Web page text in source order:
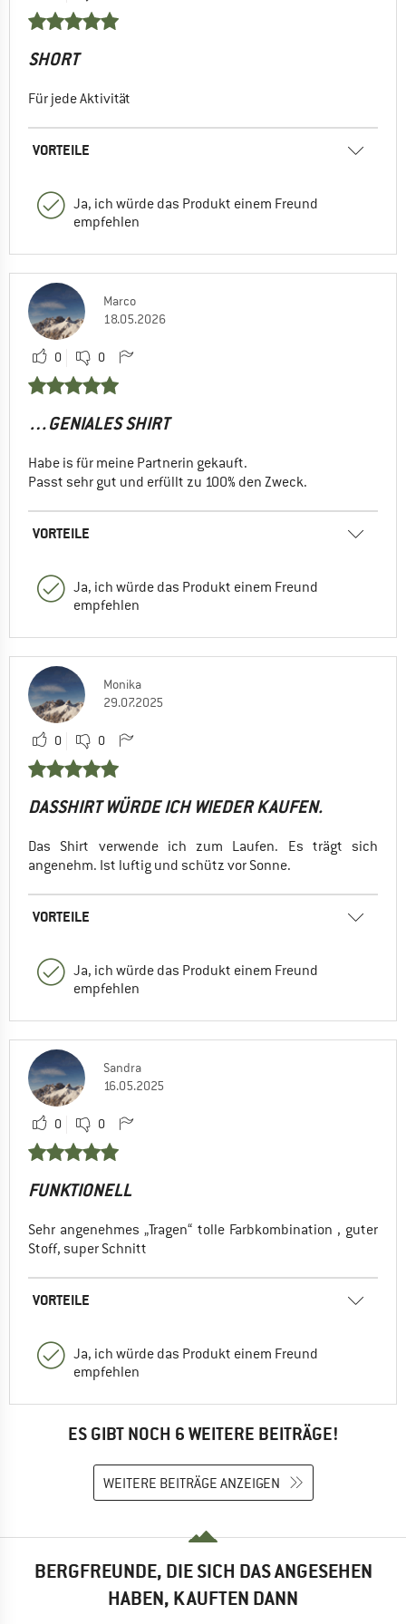
SHORT
Für jede Aktivität
VORTEILE
Ja, ich würde das Produkt einem Freund
empfehlen
Marco
18.05.2026
0 0
…GENIALES SHIRT
Habe is für meine Partnerin gekauft.
Passt sehr gut und erfüllt zu 100% den Zweck.
VORTEILE
Ja, ich würde das Produkt einem Freund
empfehlen
Monika
29.07.2025
0 0
DASSHIRT WÜRDE ICH WIEDER KAUFEN.
Das Shirt verwende ich zum Laufen. Es trägt sich
angenehm. Ist luftig und schütz vor Sonne.
VORTEILE
Ja, ich würde das Produkt einem Freund
empfehlen
Sandra
16.05.2025
0 0
FUNKTIONELL
Sehr angenehmes „Tragen“ tolle Farbkombination , guter
Stoff, super Schnitt
VORTEILE
Ja, ich würde das Produkt einem Freund
empfehlen
ES GIBT NOCH 6 WEITERE BEITRÄGE!
WEITERE BEITRÄGE ANZEIGEN
BERGFREUNDE, DIE SICH DAS ANGESEHEN
HABEN, KAUFTEN DANN